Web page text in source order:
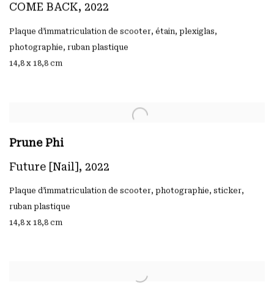
COME BACK, 2022
Plaque d’immatriculation de scooter, étain, plexiglas,
photographie, ruban plastique
14,8 x 18,8 cm
Prune Phi
Future [Nail] , 2022
Plaque d’immatriculation de scooter, photographie, sticker,
ruban plastique
14,8 x 18,8 cm